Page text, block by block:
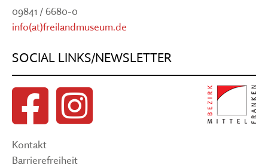
09841 / 6680-0
info(at)freilandmuseum.de
SOCIAL LINKS/NEWSLETTER
Kontakt
Barrierefreiheit